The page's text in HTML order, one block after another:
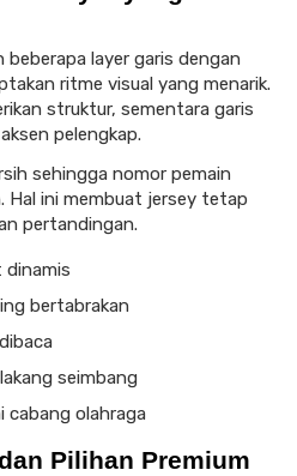
beberapa layer garis dengan
ritme visual yang menarik.
struktur, sementara garis
pelengkap.
sehingga nomor pemain
Hal ini membuat jersey tetap
pertandingan.
dinamis
bertabrakan
seimbang
cabang olahraga
Pilihan Premium